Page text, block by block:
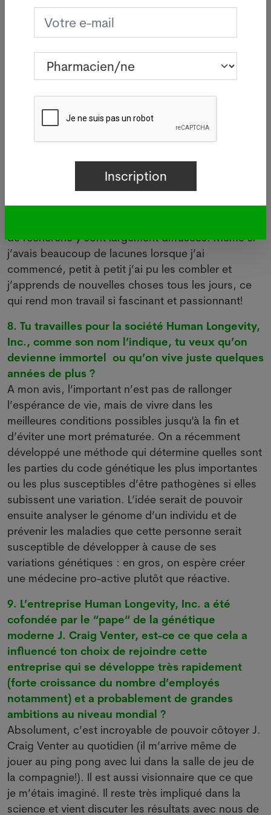
2000 tous ces concepts n’existaient pas.
scientifiques, n’est-ce pas un peu stressant ou
au contraire passionnant d’apprendre toujours
de nouvelles choses ?
Je pense que comme beaucoup d’autres sciences,
la génétique est une science très dynamique, où il
reste de nombreux concepts à découvrir ou à
réévaluer, et même les personnes avec le plus de
connaissances doivent constamment se maintenir
informées. En ce qui me concerne, Twitter m’aide
beaucoup à être à jour, car la plupart des études
de recherche y sont largement diffusées. Même si
j’avais beaucoup de lacunes lorsque j’ai
commencé, petit à petit j’ai pu les combler et
j’apprends de nouvelles choses tous les jours, ce
qui rend mon travail si fascinant et passionnant!
8. Tu travailles pour la société Human Longevity,
Inc., comme son nom l’indique, tu veux qu’on
devienne immortel ou qu’on vive juste quelques
années de plus ?
A mon avis, l’important n’est pas de rallonger
l’espérance de vie, mais de vivre dans les
meilleures conditions possibles jusqu'à la fin et
d’éviter une mort prématurée. On a récemment
développé une méthode qui détermine quelles sont
les parties du code génétique les plus importantes
ou les plus susceptibles d’être pathogènes si elles
subissent une variation. L’idée serait de pouvoir
ensuite analyser le génome d’un individu et de
prévenir les maladies que cette personne serait
susceptible de développer à cause de ses
variations génétiques : en gros, on espère créer
une médecine pro-active plutôt que réactive.
9. L’entreprise Human Longevity, Inc. a été
cofondée par le “pape“ de la génétique
moderne J. Craig Venter, est-ce ce que cela a
influencé ton choix de rejoindre cette
entreprise qui se développe très rapidement
(forte croissance du nombre d’employés
notamment) et a probablement de grandes
ambitions au niveau mondial ?
Absolument, c’est incroyable de pouvoir côtoyer J.
Craig Venter au quotidien (il m’arrive même de
jouer au ping pong avec lui dans la salle de jeu de
la compagnie!). Il est aussi visionnaire que ce que
je m’étais imaginé. Il reste très impliqué dans la
science et vient discuter les résultats avec nous de